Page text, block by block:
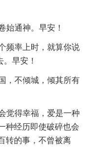
始通神。早安！
频率上时，就算你说
早安！
，不倾城，倾其所有
觉得幸福，爱是一种
种经历即使破碎也会
转的事，不曾被离